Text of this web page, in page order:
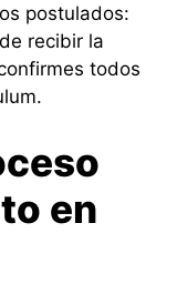
postulados:
recibir la
todos
en